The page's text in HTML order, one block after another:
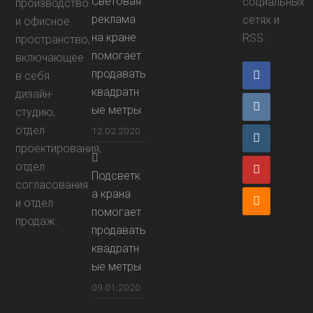
производство
и офисное
пространство,
включающее
в себя
дизайн-
студию,
отдел
проектирования,
отдел
согласования
и отдел
продаж.
реклама
на кране
помогает
продавать
квадратн
ые метры
12.02.2020
Подсветк
а крана
помогает
продавать
квадратн
ые метры
09.01.2020
сетях и
RSS:
e
b
o